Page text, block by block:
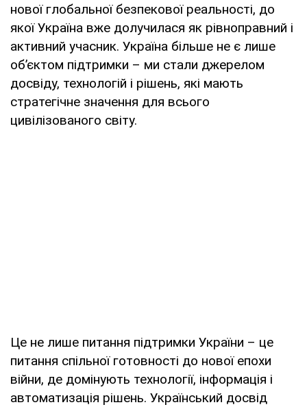
нової глобальної безпекової реальності, до
якої Україна вже долучилася як рівноправний і
активний учасник. Україна більше не є лише
об’єктом підтримки – ми стали джерелом
досвіду, технологій і рішень, які мають
стратегічне значення для всього
цивілізованого світу.
Це не лише питання підтримки України – це
питання спільної готовності до нової епохи
війни, де домінують технології, інформація і
автоматизація рішень. Український досвід